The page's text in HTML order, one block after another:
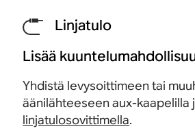
Linjatulo
Lisää
Yhdistä levysoittimeen tai
äänilähteeseen aux-kaapelilla
linjatulosovittimella.